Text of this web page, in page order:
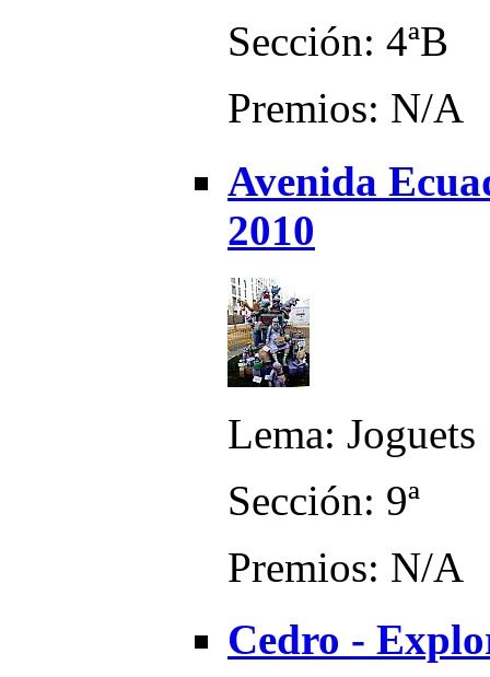
Sección: 4ªB
Premios: N/A
Avenida
2010
Lema: Joguets
Sección: 9ª
Premios: N/A
Cedro -